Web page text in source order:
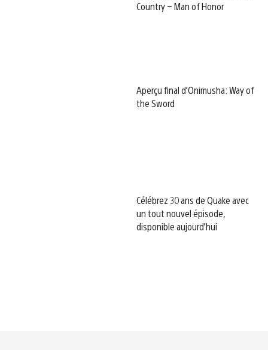
Country – Man of Honor
Aperçu final d’Onimusha: Way of
the Sword
Célébrez 30 ans de Quake avec
un tout nouvel épisode,
disponible aujourd’hui